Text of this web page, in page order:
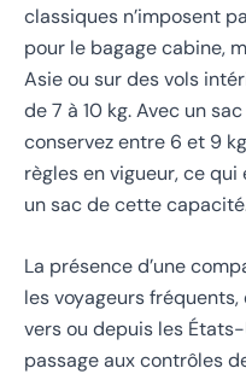
classiques n’imposent
pour le bagage cabine,
Asie ou sur des vols
de 7 à 10 kg. Avec un
conservez entre 6 et 9
règles en vigueur, ce
un sac de cette
La présence d’une
les voyageurs
vers ou depuis les
passage aux contrôles